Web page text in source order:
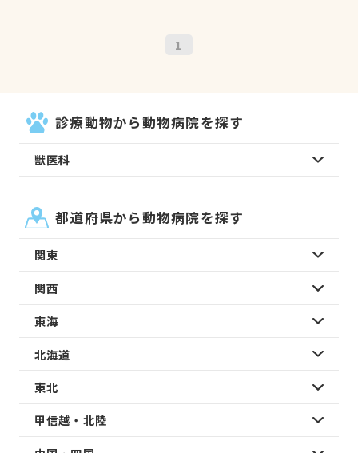
1
診療動物から動物病院を探す
獣医科
都道府県から動物病院を探す
関東
関西
東海
北海道
東北
甲信越・北陸